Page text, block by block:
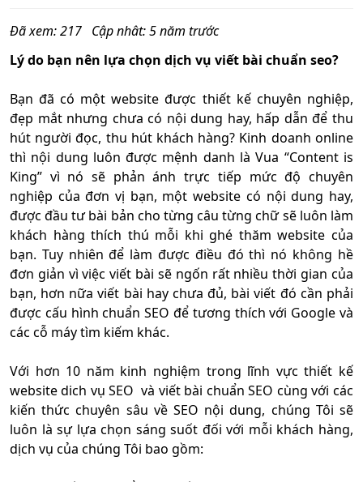
Đã xem: 217 Cập nhât: 5 năm trước
Lý do bạn nên lựa chọn dịch vụ viết bài chuẩn seo?
Bạn đã có một website được thiết kế chuyên nghiệp,
đẹp mắt nhưng chưa có nội dung hay, hấp dẫn để thu
hút người đọc, thu hút khách hàng? Kinh doanh online
thì nội dung luôn được mệnh danh là Vua “Content is
King” vì nó sẽ phản ánh trực tiếp mức độ chuyên
nghiệp của đơn vị bạn, một website có nội dung hay,
được đầu tư bài bản cho từng câu từng chữ sẽ luôn làm
khách hàng thích thú mỗi khi ghé thăm website của
bạn. Tuy nhiên để làm được điều đó thì nó không hề
đơn giản vì việc viết bài sẽ ngốn rất nhiều thời gian của
bạn, hơn nữa viết bài hay chưa đủ, bài viết đó cần phải
được cấu hình chuẩn SEO để tương thích với Google và
các cỗ máy tìm kiếm khác.
Với hơn 10 năm kinh nghiệm trong lĩnh vực thiết kế
website dich vụ SEO và viết bài chuẩn SEO cùng với các
kiến thức chuyên sâu về SEO nội dung, chúng Tôi sẽ
luôn là sự lựa chọn sáng suốt đối với mỗi khách hàng,
dịch vụ của chúng Tôi bao gồm: